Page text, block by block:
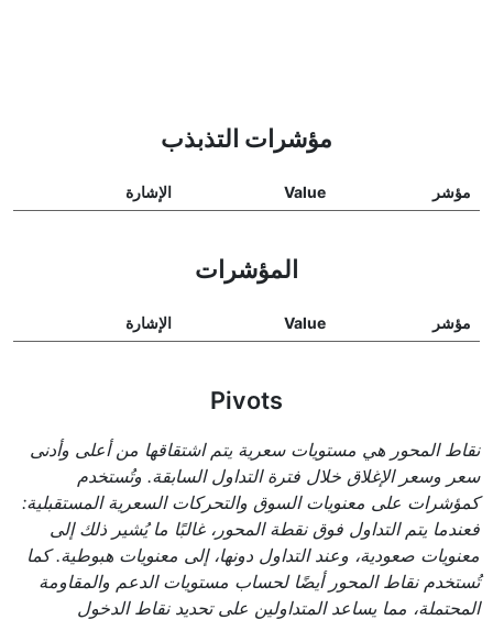
مؤشرات التذبذب
مؤشر Value الإشارة
المؤشرات
مؤشر Value الإشارة
Pivots
نقاط المحور هي مستويات سعرية يتم اشتقاقها من أعلى وأدنى
سعر وسعر الإغلاق خلال فترة التداول السابقة. وتُستخدم
كمؤشرات على معنويات السوق والتحركات السعرية المستقبلية:
فعندما يتم التداول فوق نقطة المحور، غالبًا ما يُشير ذلك إلى
معنويات صعودية، وعند التداول دونها، إلى معنويات هبوطية. كما
تُستخدم نقاط المحور أيضًا لحساب مستويات الدعم والمقاومة
المحتملة، مما يساعد المتداولين على تحديد نقاط الدخول